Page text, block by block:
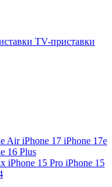
TV-приставки
AiriPhone 17 iPhone 17e
16 Plus
iPhone 15 Pro iPhone 15